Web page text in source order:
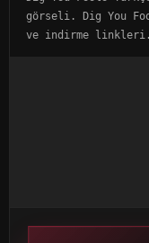
görseli. Dig You
ve indirme